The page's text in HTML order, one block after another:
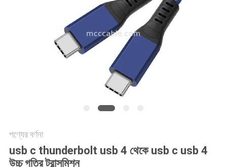
পণ্যের বর্ণনা
usb c thunderbolt usb 4 থেকে usb c usb 4
উচ্চ গতির ট্রান্সমিশন